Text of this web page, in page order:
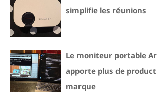
simplifie les réunions
Le moniteur portable
apporte plus de
marque